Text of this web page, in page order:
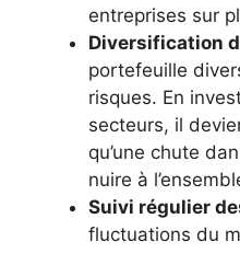
entreprises sur
Diversification
portefeuille
risques. En
secteurs, il
qu’une chute
nuire à
Suivi régulier
fluctuations du